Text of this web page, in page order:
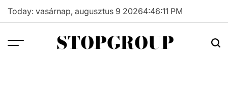
Skip
Today: vasárnap, augusztus 9 20264:46:11 PM
STOPGROUP